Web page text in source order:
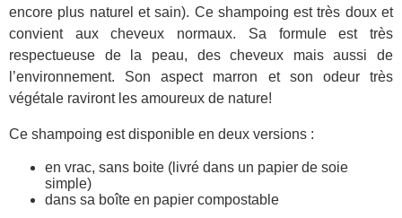
encore plus naturel et sain). Ce shampoing est très doux et
convient aux cheveux normaux. Sa formule est très
respectueuse de la peau, des cheveux mais aussi de
l’environnement. Son aspect marron et son odeur très
végétale raviront les amoureux de nature!
Ce shampoing est disponible en deux versions :
en vrac, sans boite (livré dans un papier de soie
simple)
dans sa boîte en papier compostable